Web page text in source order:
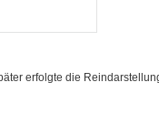
erfolgte die